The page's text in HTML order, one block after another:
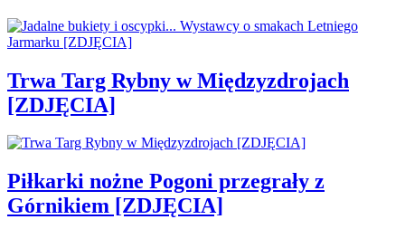
Trwa Targ Rybny w Międzyzdrojach
[ZDJĘCIA]
Piłkarki nożne Pogoni przegrały z
Górnikiem [ZDJĘCIA]